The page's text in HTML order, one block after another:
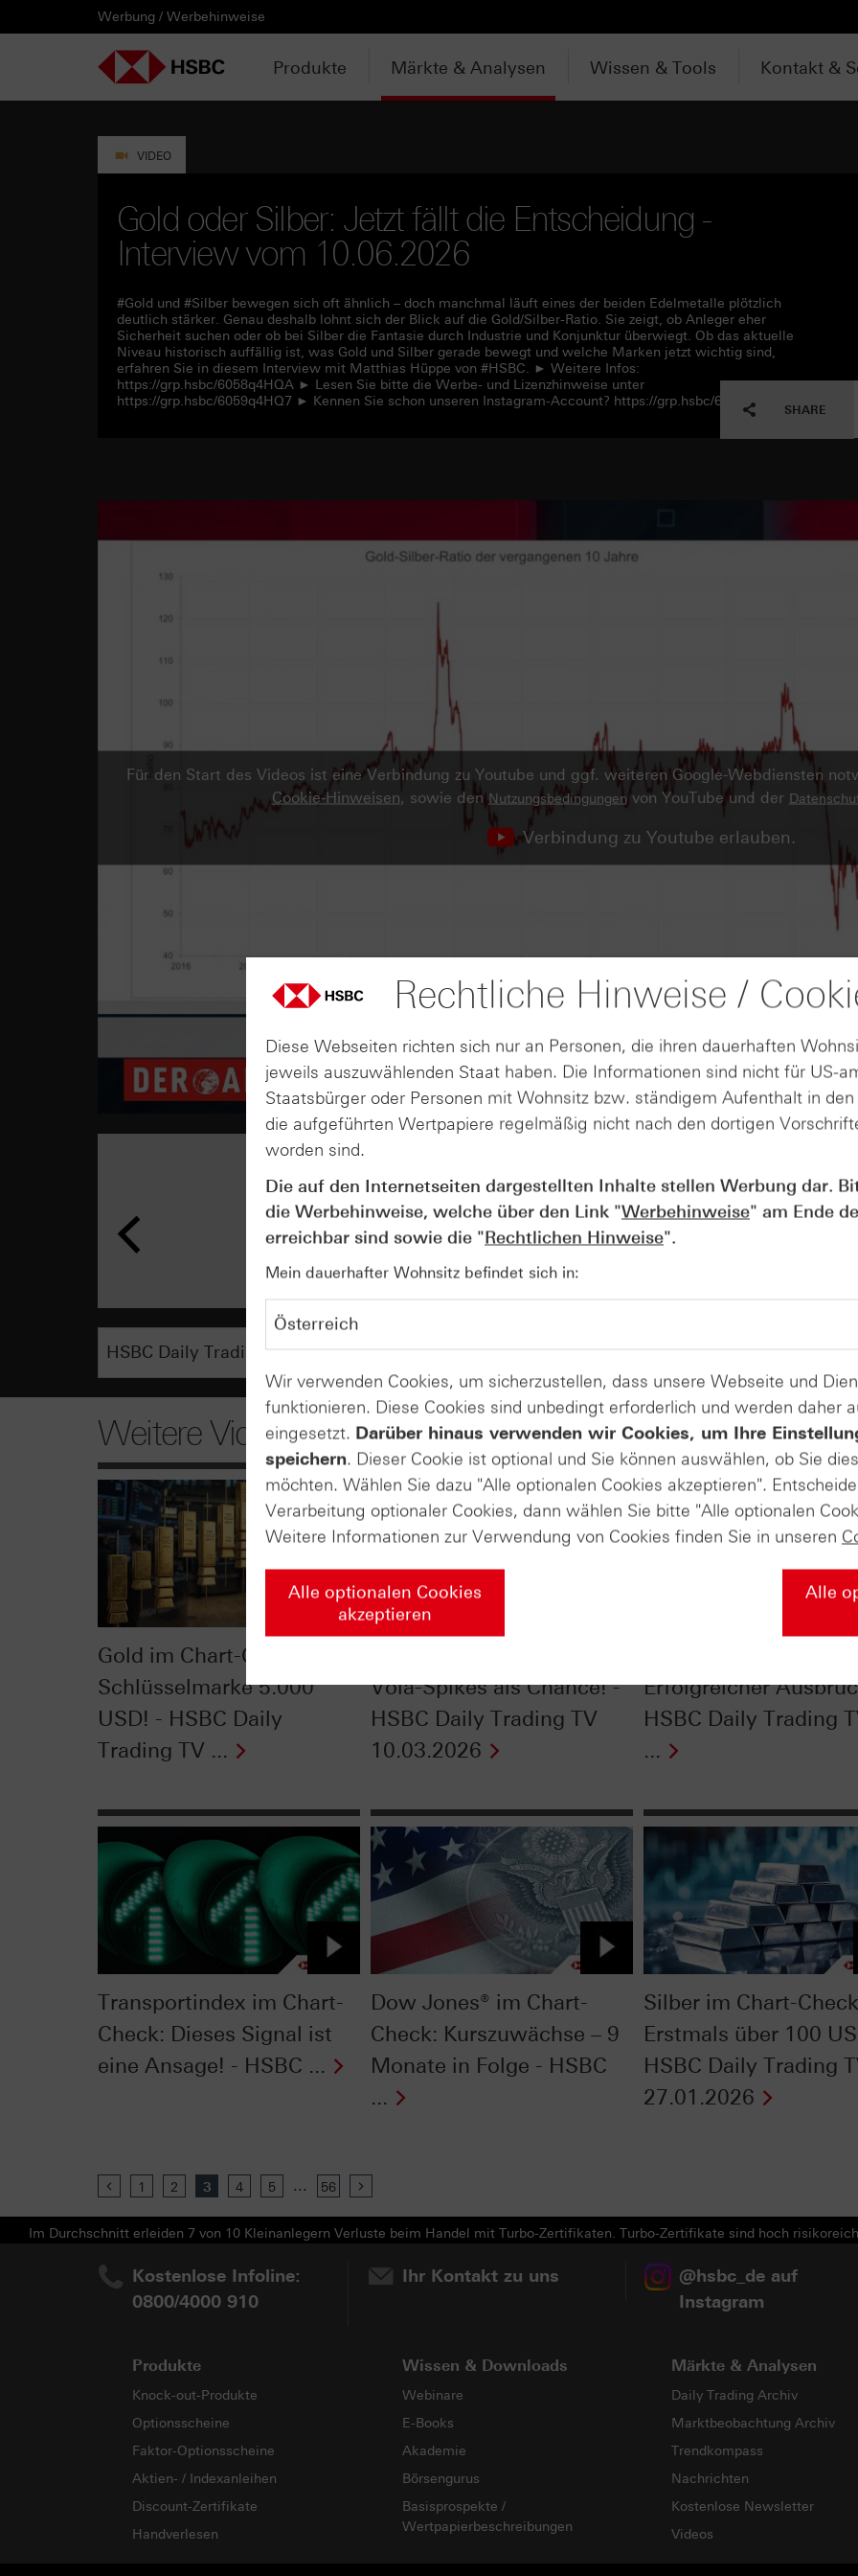
PRODUKTE
HEBELPRODUKTE
MÄRKTE & ANALYSEN
WISSEN & TOOLS
KONTAKT & SERVICE
DOWNLOADCENTER
LÄNDERAUSWAHL
Deutschland
AUSGEWÄHLTE SEITEN
HEBELPRODUKTE
Knock-out-Produkte
Weitere Hebelprodukte
Ausgestoppte Produkte
Intraday-Emissionen
ANLAGEPRODUKTE
Aktien- / Indexanleihen
Discount-Zertifikate
Express-Zertifikate
Kapitalschutz-Produkte
Sprint-Zertifikate
Strategie- / Basket- /
Themenzertifikate
AKTUELLES
Anpassungen / Kündigungen
Neuemissionen
ANALYSEN
Daily Trading
Trendkompass
Newsletter-Abonnement
VIDEOS
ntv-Zertifikate mit HSBC
Börse Stuttgart TV mit HSBC
Zertifikate Aktuell mit HSBC
WATCHLIST
Login / Zur Watchlist
WEBINARE
Webinartermine
WISSEN
kostenlose eBooks
Aktien- / Indexanleihen Rechner
Trendkompass
KONTAKT
Kontaktformular
SERVICE
Wir über uns
DOWNLOADCENTER
Basisprospekte /
Wertpapierbeschreibungen
Werbung / Werbehinweise
Produkte Märkte & Analysen Wissen & Tools Kontakt &
VIDEO
Gold oder Silber: Jetzt fällt die Entscheidung -
Interview vom 10.06.2026
#Gold und #Silber bewegen sich oft ähnlich – doch manchmal läuft eines der beiden Edelmetalle plötzlich
deutlich stärker. Genau deshalb lohnt sich der Blick auf die Gold/Silber-Ratio. Sie zeigt, ob Anleger eher
Sicherheit suchen oder ob bei Silber die Fantasie durch Industrie und Konjunktur überwiegt. Ob das aktuelle
Niveau historisch auffällig ist, was Gold und Silber gerade bewegt und welche Marken jetzt wichtig sind,
erfahren Sie in diesem Interview mit Matthias Hüppe von #HSBC. ► Weitere Infos:
https://grp.hsbc/6058q4HQA ► Lesen Sie bitte die Werbe- und Lizenzhinweise unter
https://grp.hsbc/6059q4HQ7 ► Kennen Sie schon unseren Instagram-Account? https://grp.hsbc/6050q4HQC
SHARE
Für den Start des Videos ist eine Verbindung zu Youtube und ggf. weiteren Google-Webdiensten
Cookie-Hinweisen, sowie denNutzungsbedingungen von YouTube und der
Verbindung zu Youtube erlauben.
AUGUST
04
Der Blick ins Kleingedruckte:
Kündigungen bei Derivaten -
vom 04.08.2026
Weitere Videos
Gold im Chart-Check:
Schlüsselmarke 5.000
USD! - HSBC Daily
Trading TV ...
Vola-Spikes als Chance! -
HSBC Daily Trading TV
10.03.2026
Erfolgreicher
HSBC Daily Trading
...
Transportindex im Chart-
Check: Dieses Signal ist
eine Ansage! - HSBC ...
Dow Jones® im Chart-
Check: Kurszuwächse – 9
Monate in Folge - HSBC
...
Silber im Chart-
Erstmals über 100
HSBC Daily Trading
27.01.2026
Previous
1 2 3 4 5 ... 56
Im Durchschnitt erleiden 7 von 10 Kleinanlegern Verluste beim Handel mit Turbo-Zertifikaten. Turbo-Zertifikate sind hoch
Kostenlose Infoline:
0800/4000 910
Ihr Kontakt zu uns
@hsbc_de auf
Instagram
Produkte
Knock-out-Produkte
Optionsscheine
Faktor-Optionsscheine
Aktien- / Indexanleihen
Discount-Zertifikate
Handverlesen
Wissen & Downloads
Webinare
E-Books
Akademie
Börsengurus
Basisprospekte /
Wertpapierbeschreibungen
Märkte & Analysen
Daily Trading Archiv
Marktbeobachtung Archiv
Trendkompass
Nachrichten
Kostenlose Newsletter
Videos
Rechtliche Hinweise /
Diese Webseiten richten sich nur an Personen, die ihren dauerhaften
jeweils auszuwählenden Staat haben. Die Informationen sind nicht für US-
Staatsbürger oder Personen mit Wohnsitz bzw. ständigem Aufenthalt in
die aufgeführten Wertpapiere regelmäßig nicht nach den dortigen
worden sind.
Die auf den Internetseiten dargestellten Inhalte stellen Werbung dar.
die Werbehinweise, welche über den Link "Werbehinweise" am Ende
erreichbar sind sowie die "Rechtlichen Hinweise".
Mein dauerhafter Wohnsitz befindet sich in:
Wir verwenden Cookies, um sicherzustellen, dass unsere Webseite und
funktionieren. Diese Cookies sind unbedingt erforderlich und werden daher
eingesetzt. Darüber hinaus verwenden wir Cookies, um Ihre
speichern. Dieser Cookie ist optional und Sie können auswählen, ob Sie
möchten. Wählen Sie dazu "Alle optionalen Cookies akzeptieren".
Verarbeitung optionaler Cookies, dann wählen Sie bitte "Alle optionalen
Weitere Informationen zur Verwendung von Cookies finden Sie in unseren
Alle optionalen Cookies
akzeptieren
Alle